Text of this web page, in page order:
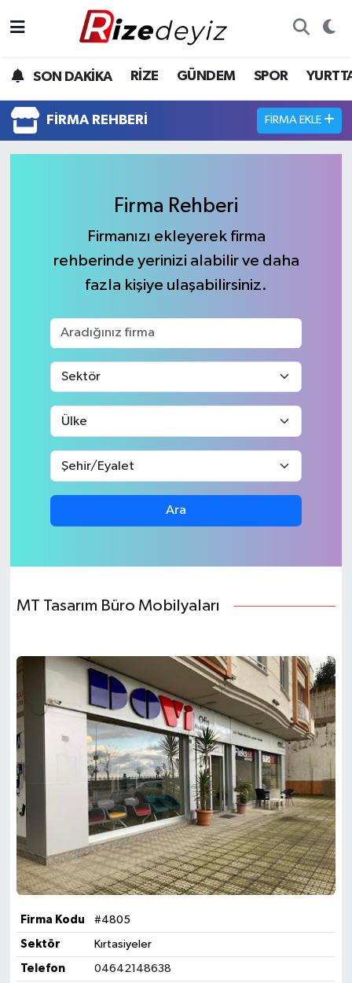
SON DAKİKA RİZE GÜNDEM SPOR
FIRMA REHBERI FIRMA EKLE
Firma Rehberi
Firmanızı ekleyerek firma
rehberinde yerinizi alabilir ve daha
fazla kişiye ulaşabilirsiniz.
Ara
MT Tasarım Büro Mobilyaları
Firma Kodu #4805
Sektör Kırtasiyeler
Telefon 04642148638
Gündem
Yurttan Haberler
Sağlık
Rize Hava Durumu
Rize Trafik Yoğunluk Haritası
Son Dakika Haberleri